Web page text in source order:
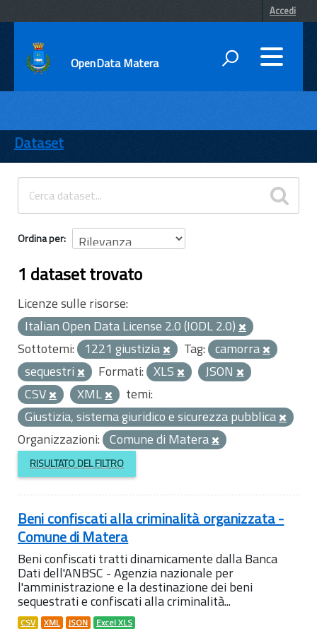
Accedi
OpenData Matera
ENTI
TEMI
INFORMAZIONI
Dataset
Ordina per
1 dataset trovato
Licenze sulle risorse:
Italian Open Data License 2.0 (IODL 2.0)
Sottotemi:
1221 giustizia Tag: camorra
sequestri
Formati: XLS
JSON
CSV
XML
temi:
Giustizia, sistema giuridico e sicurezza pubblica
Organizzazioni: Comune di Matera
RISULTATO DEL FILTRO
Beni confiscati alla criminalità organizzata -
Comune di Matera
Beni confiscati tratti dinamicamente dalla Banca
Dati dell'ANBSC - Agenzia nazionale per
l'amministrazione e la destinazione dei beni
sequestrati e confiscati alla criminalità...
CSV XML JSON Excel XLS